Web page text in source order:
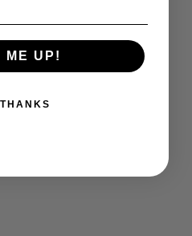
ME UP!